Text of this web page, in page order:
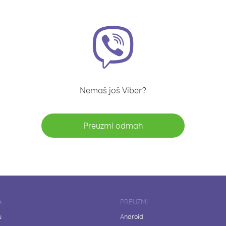
Nemaš još Viber?
Preuzmi odmah
PREUZMI
Android